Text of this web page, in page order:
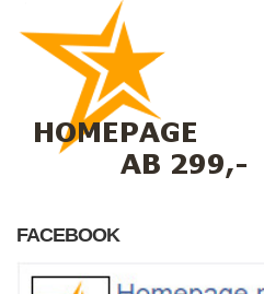
FACEBOOK